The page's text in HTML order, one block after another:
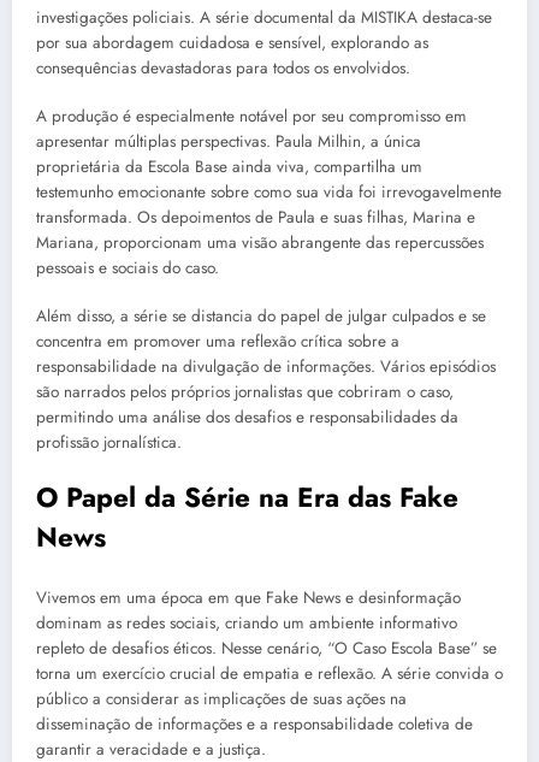
investigações policiais. A série documental da MISTIKA destaca-se
por sua abordagem cuidadosa e sensível, explorando as
consequências devastadoras para todos os envolvidos.
A produção é especialmente notável por seu compromisso em
apresentar múltiplas perspectivas. Paula Milhin, a única
proprietária da Escola Base ainda viva, compartilha um
testemunho emocionante sobre como sua vida foi irrevogavelmente
transformada. Os depoimentos de Paula e suas filhas, Marina e
Mariana, proporcionam uma visão abrangente das repercussões
pessoais e sociais do caso.
Além disso, a série se distancia do papel de julgar culpados e se
concentra em promover uma reflexão crítica sobre a
responsabilidade na divulgação de informações. Vários episódios
são narrados pelos próprios jornalistas que cobriram o caso,
permitindo uma análise dos desafios e responsabilidades da
profissão jornalística.
O Papel da Série na Era das Fake
News
Vivemos em uma época em que Fake News e desinformação
dominam as redes sociais, criando um ambiente informativo
repleto de desafios éticos. Nesse cenário, “O Caso Escola Base” se
torna um exercício crucial de empatia e reflexão. A série convida o
público a considerar as implicações de suas ações na
disseminação de informações e a responsabilidade coletiva de
garantir a veracidade e a justiça.